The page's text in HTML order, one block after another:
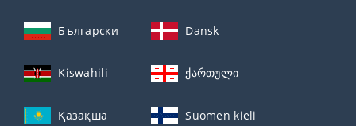
Български Dansk
Kiswahili ქართული
Қазақша Suomen kieli